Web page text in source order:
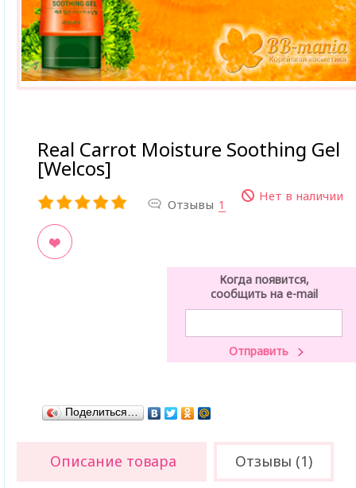
Real Carrot Moisture Soothing Gel
[Welcos]
Отзывы 1
Нет в наличии
Когда появится,
сообщить на e-mail
Поделиться…
Описание товара Отзывы (1)